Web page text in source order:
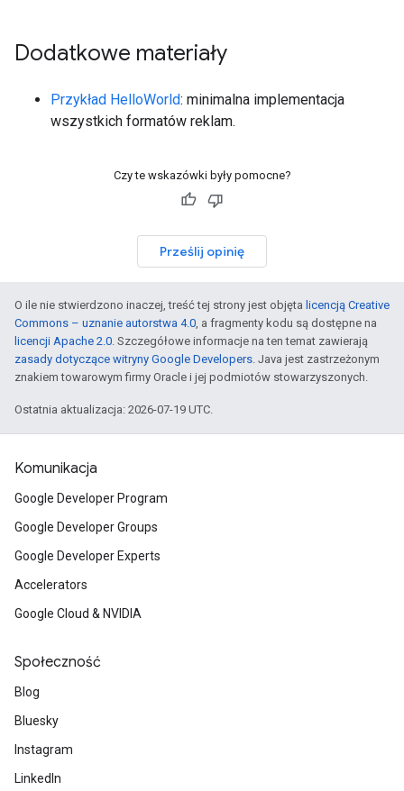
Dodatkowe materiały
Przykład HelloWorld: minimalna implementacja
wszystkich formatów reklam.
Czy te wskazówki były pomocne?
Prześlij opinię
O ile nie stwierdzono inaczej, treść tej strony jest objęta licencją Creative
Commons – uznanie autorstwa 4.0, a fragmenty kodu są dostępne na
licencji Apache 2.0. Szczegółowe informacje na ten temat zawierają
zasady dotyczące witryny Google Developers. Java jest zastrzeżonym
znakiem towarowym firmy Oracle i jej podmiotów stowarzyszonych.
Ostatnia aktualizacja: 2026-07-19 UTC.
Komunikacja
Google Developer Program
Google Developer Groups
Google Developer Experts
Accelerators
Google Cloud & NVIDIA
Społeczność
Blog
Bluesky
Instagram
LinkedIn